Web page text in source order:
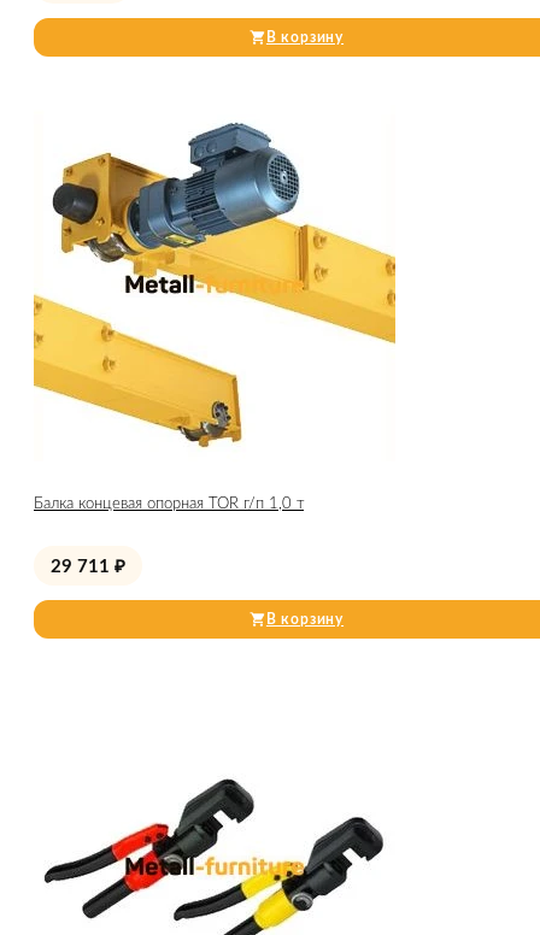
В корзину
Балка концевая опорная TOR г/п 1,0 т
29 711 ₽
В корзину